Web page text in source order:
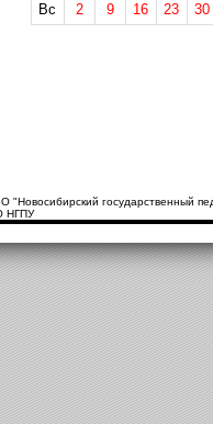
Вс
2 9 16 23 30
государственный
НГПУ